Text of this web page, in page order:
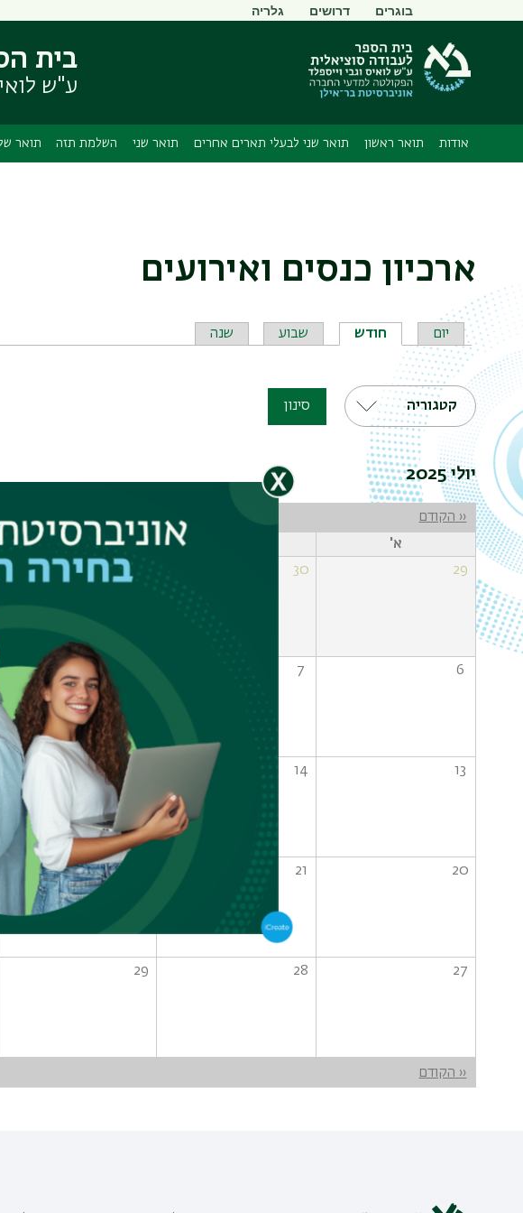
תפריט
משני
בוגרים דרושים גלריה
בית
ע"ש
אודות תואר ראשון תואר שני לבעלי תארים אחרים תואר שני השלמת תזה תואר
ארכיון כנסים ואירועים
לשוניות
ראשיות
יום חודש שבוע שנה
קטגוריה סינון
יולי 2025
דפדוף
‹‹ הקודם
א'
ג'
29
30
6
7
13
14
20
21
27
28
29
דפדוף
‹‹ הקודם